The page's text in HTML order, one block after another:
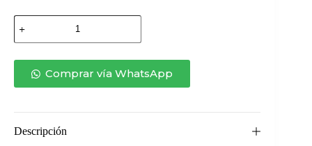
Módulo
Louvre
Sin
cantidadComprar vía WhatsApp
Descripción